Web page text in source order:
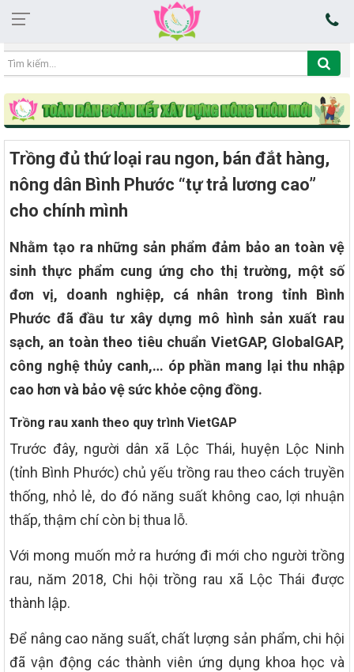
19:06:27 10/08/2026
Trồng đủ thứ loại rau ngon, bán đắt hàng,
nông dân Bình Phước “tự trả lương cao”
cho chính mình
Nhằm tạo ra những sản phẩm đảm bảo an toàn vệ
sinh thực phẩm cung ứng cho thị trường, một số
đơn vị, doanh nghiệp, cá nhân trong tỉnh Bình
Phước đã đầu tư xây dựng mô hình sản xuất rau
sạch, an toàn theo tiêu chuẩn VietGAP, GlobalGAP,
công nghệ thủy canh,… óp phần mang lại thu nhập
cao hơn và bảo vệ sức khỏe cộng đồng.
Trồng rau xanh theo quy trình VietGAP
Trước đây, người dân xã Lộc Thái, huyện Lộc Ninh
(tỉnh Bình Phước) chủ yếu trồng rau theo cách truyền
thống, nhỏ lẻ, do đó năng suất không cao, lợi nhuận
thấp, thậm chí còn bị thua lỗ.
Với mong muốn mở ra hướng đi mới cho người trồng
rau, năm 2018, Chi hội trồng rau xã Lộc Thái được
thành lập.
Để nâng cao năng suất, chất lượng sản phẩm, chi hội
đã vận động các thành viên ứng dụng khoa học và